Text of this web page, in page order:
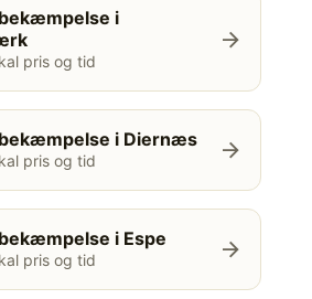
i
pris og tid
arrow_forward
i Diernæs
pris og tid arrow_forward
i Espe
pris og tid arrow_forward